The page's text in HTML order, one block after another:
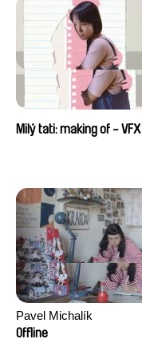
Milý tati: making of - VFX
Pavel Michalík
Offline